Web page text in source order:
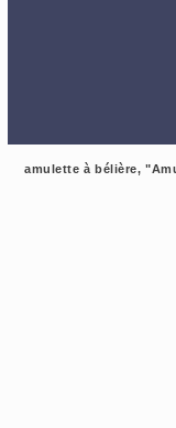
amulette à bélière,